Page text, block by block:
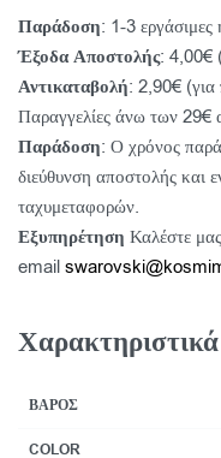
Παράδοση: 1-3 εργάσιμες
Έξοδα Αποστολής: 4,00€
Αντικαταβολή: 2,90€ (για
Παραγγελίες άνω των 29€
Παράδοση: Ο χρόνος
διεύθυνση αποστολής και
ταχυμεταφορών.
Εξυπηρέτηση Καλέστε
email
Χαρακτηριστικά
ΒΆΡΟΣ
COLOR